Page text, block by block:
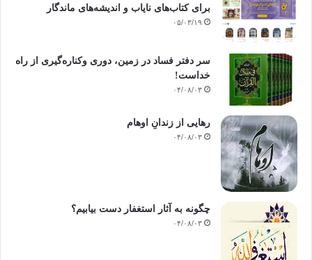
برای کتاب‌های نایاب و اندیشه‌های ماندگار
۰۵/۰۳/۱۹
سر دفتر فساد در زمین‌، دوری وکناره‌گیری از راه
خداست‌!
۰۴/۰۸/۰۳
رهایی از زندانِ اوهام
۰۴/۰۸/۰۳
چگونه به آثار استغفار دست بیابیم؟
۰۴/۰۸/۰۳